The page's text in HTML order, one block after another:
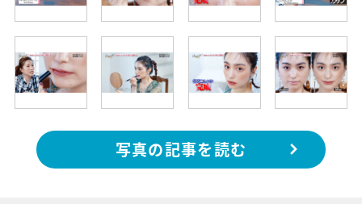
写真の記事を読む